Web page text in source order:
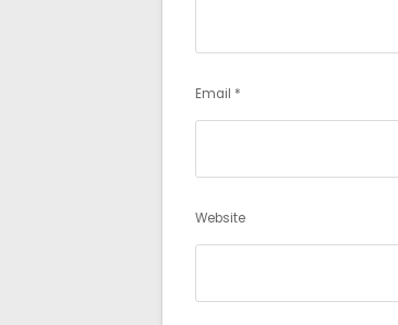
Email *
Website